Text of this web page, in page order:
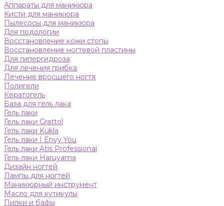
Аппараты для маникюра
Кисти для маникюра
Пылесосы для маникюра
Для подологии
Восстановление кожи стопы
Восстановление ногтевой пластины
Для гипергидроза
Для лечения грибка
Лечение вросшего ногтя
Полигели
Кератогель
База для гель лака
Гель лаки
Гель лаки Grattol
Гель лаки Kukla
Гель лаки I Envy You
Гель лаки Atis Professional
Гель лаки Haruyama
Дизайн ногтей
Лампы для ногтей
Маникюрный инструмент
Масло для кутикулы
Пилки и бафы